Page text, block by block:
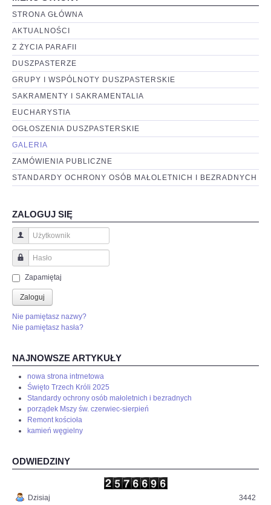
STRONA GŁÓWNA
AKTUALNOŚCI
Z ŻYCIA PARAFII
DUSZPASTERZE
GRUPY I WSPÓLNOTY DUSZPASTERSKIE
SAKRAMENTY I SAKRAMENTALIA
EUCHARYSTIA
OGŁOSZENIA DUSZPASTERSKIE
GALERIA
ZAMÓWIENIA PUBLICZNE
STANDARDY OCHRONY OSÓB MAŁOLETNICH I BEZRADNYCH
ZALOGUJ SIĘ
Użytkownik
Hasło
Zapamiętaj
Zaloguj
Nie pamiętasz nazwy?
Nie pamiętasz hasła?
NAJNOWSZE ARTYKUŁY
nowa strona intrnetowa
Święto Trzech Króli 2025
Standardy ochrony osób małoletnich i bezradnych
porządek Mszy św. czerwiec-sierpień
Remont kościoła
kamień węgielny
ODWIEDZINY
Dzisiaj
3442